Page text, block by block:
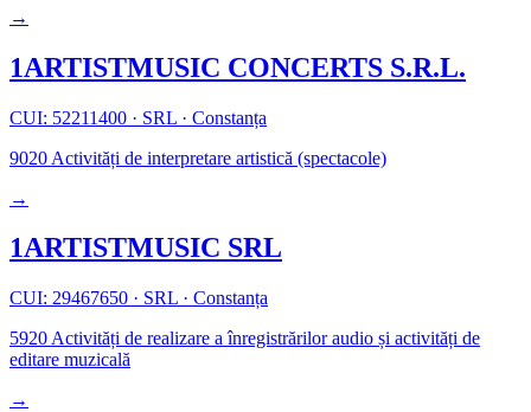
→
1ARTISTMUSIC CONCERTS S.R.L.
CUI: 52211400 · SRL · Constanța
9020 Activități de interpretare artistică (spectacole)
→
1ARTISTMUSIC SRL
CUI: 29467650 · SRL · Constanța
5920 Activități de realizare a înregistrărilor audio și activități de
editare muzicală
→